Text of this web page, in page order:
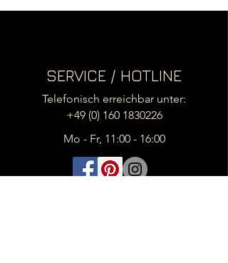
SERVICE / HOTLINE
Telefonisch erreichbar unter:
+49 (0) 160 1830226
Mo - Fr, 11:00 - 16:00